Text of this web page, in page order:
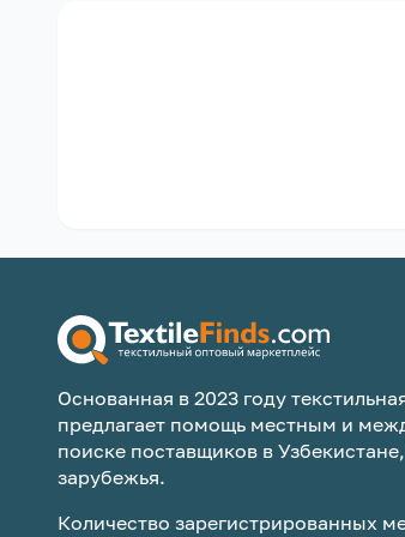
Основанная в 2023 году
предлагает помощь местным и
поиске поставщиков в
зарубежья.
Количество зарегистрированных